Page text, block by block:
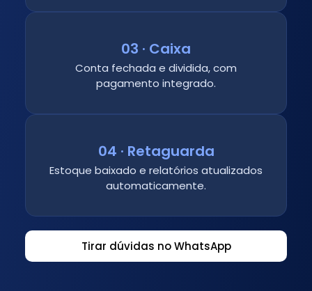
03 · Caixa
Conta fechada e dividida, com
pagamento integrado.
04 · Retaguarda
Estoque baixado e relatórios atualizados
automaticamente.
Tirar dúvidas no WhatsApp